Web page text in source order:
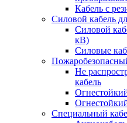
Кабель с
Силовой кабель
Силовой
кВ)
Силовые
Не
кабель
Специальный